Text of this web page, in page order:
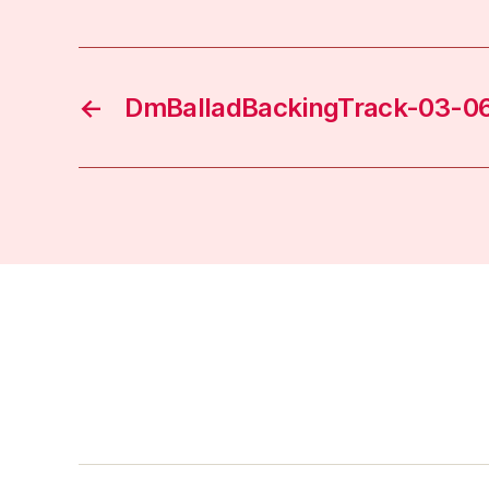
← DmBalladBackingTrack-03-